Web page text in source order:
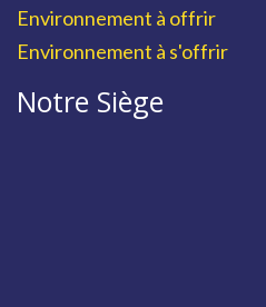
Environnement à offrir
Environnement à s'offrir
Notre Siège